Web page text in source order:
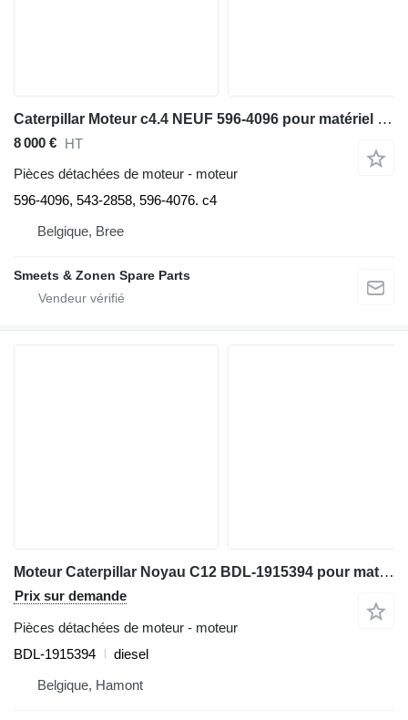
Caterpillar Moteur c4.4 NEUF 596-4096 pour matériel de TP
8 000 € HT
Pièces détachées de moteur - moteur
596-4096, 543-2858, 596-4076. c4
Belgique, Bree
Smeets & Zonen Spare Parts
Moteur Caterpillar Noyau C12 BDL-1915394 pour matériel de TP
Prix sur demande
Pièces détachées de moteur - moteur
BDL-1915394
diesel
Belgique, Hamont